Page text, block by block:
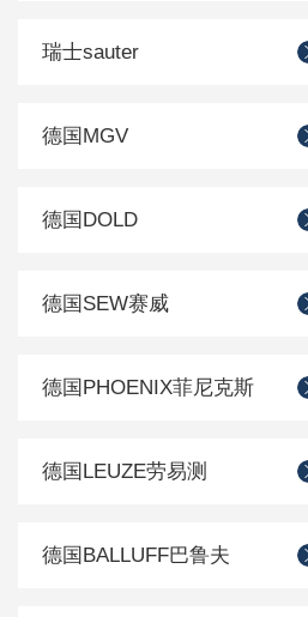
瑞士sauter
德国MGV
德国DOLD
德国SEW赛威
德国PHOENIX菲尼克斯
德国LEUZE劳易测
德国BALLUFF巴鲁夫